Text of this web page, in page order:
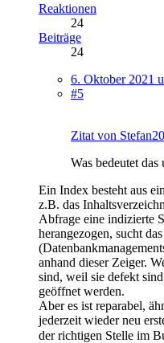
Reaktionen
24
Beiträge
24
6. Oktober 2021
#5
Zitat von
Was bedeutet
Ein Index besteht aus
z.B. das
Abfrage eine indizierte
herangezogen, sucht
anhand dieser Zeiger.
sind, weil sie defekt
geöffnet werden.
Aber es ist reparabel,
jederzeit wieder neu
der richtigen Stelle im